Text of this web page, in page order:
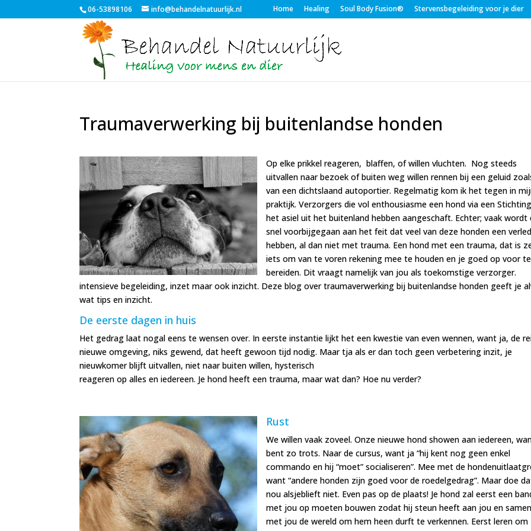
06-53898106 info@behandelnatuurlijk.nl Home Healing Soul Body Fusion® Stervensbegeleiding voor je dier
Traumaverwerking bij buitenlandse honden
Op elke prikkel reageren, blaffen, of willen vluchten. Nog steeds
uitvallen naar bezoek of buiten weg willen rennen bij een geluid
van een dichtslaand autoportier. Regelmatig kom ik het tegen in
praktijk. Verzorgers die vol enthousiasme een hond via een
het asiel uit het buitenland hebben aangeschaft. Echter; vaak wordt
snel voorbijgegaan aan het feit dat veel van deze honden een
hebben, al dan niet met trauma. Een hond met een trauma, dat is
iets om van te voren rekening mee te houden en je goed op voor te
bereiden. Dit vraagt namelijk van jou als toekomstige verzorger.
intensieve begeleiding, inzet maar ook inzicht. Deze blog over traumaverwerking bij buitenlandse honden geeft je
wat tips en inzicht.
De eerste dagen in huis
Het gedrag laat nogal eens te wensen over. In eerste instantie lijkt het een kwestie van even wennen, want ja, de
nieuwe omgeving, niks gewend, dat heeft gewoon tijd nodig. Maar tja als er dan toch geen verbetering inzit, je
nieuwkomer blijft uitvallen, niet naar buiten willen, hysterisch
reageren op alles en iedereen. Je hond heeft een trauma, maar wat dan? Hoe nu verder?
Rust
We willen vaak zoveel. Onze nieuwe hond showen aan iedereen,
bent zo trots. Naar de cursus, want ja “hij kent nog geen enkel
commando en hij “moet” socialiseren”. Mee met de
want “andere honden zijn goed voor de roedelgedrag”. Maar doe
nou alsjeblieft niet. Even pas op de plaats! Je hond zal eerst een
met jou op moeten bouwen zodat hij steun heeft aan jou en samen
met jou de wereld om hem heen durft te verkennen. Eerst leren om